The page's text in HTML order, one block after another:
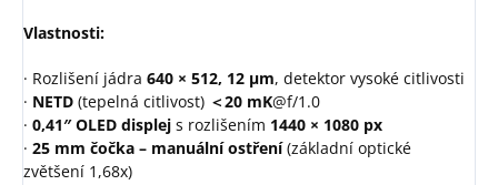
Vlastnosti:
· Rozlišení jádra 640 × 512, 12 μm, detektor vysoké citlivosti
· NETD (tepelná citlivost) ＜20 mK@f/1.0
· 0,41″ OLED displej s rozlišením 1440 × 1080 px
· 25 mm čočka – manuální ostření(základní optické
zvětšení 1,68x)